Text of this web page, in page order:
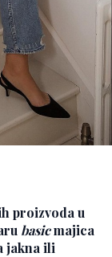
proizvoda u
basicmajica
jakna ili